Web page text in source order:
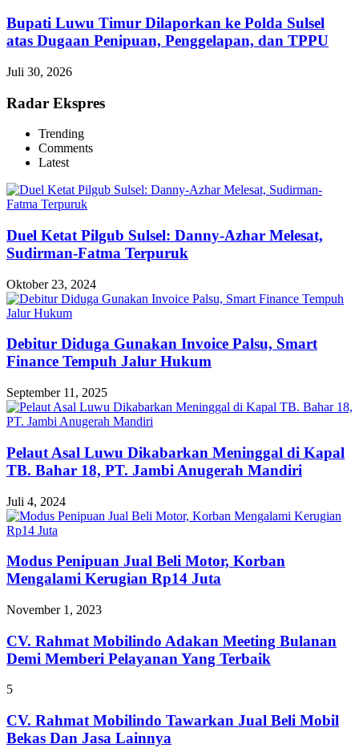
Bupati Luwu Timur Dilaporkan ke Polda Sulsel
atas Dugaan Penipuan, Penggelapan, dan TPPU
Juli 30, 2026
Radar Ekspres
Trending
Comments
Latest
Duel Ketat Pilgub Sulsel: Danny-Azhar Melesat,
Sudirman-Fatma Terpuruk
Oktober 23, 2024
Debitur Diduga Gunakan Invoice Palsu, Smart
Finance Tempuh Jalur Hukum
September 11, 2025
Pelaut Asal Luwu Dikabarkan Meninggal di Kapal
TB. Bahar 18, PT. Jambi Anugerah Mandiri
Juli 4, 2024
Modus Penipuan Jual Beli Motor, Korban
Mengalami Kerugian Rp14 Juta
November 1, 2023
CV. Rahmat Mobilindo Adakan Meeting Bulanan
Demi Memberi Pelayanan Yang Terbaik
5
CV. Rahmat Mobilindo Tawarkan Jual Beli Mobil
Bekas Dan Jasa Lainnya